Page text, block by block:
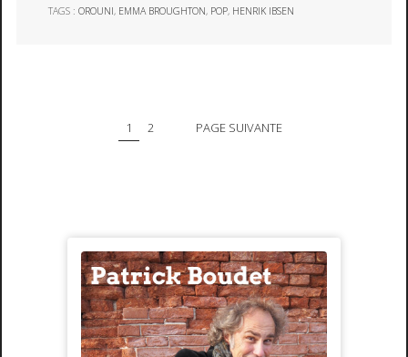
TAGS :OROUNI, EMMA BROUGHTON, POP, HENRIK IBSEN
1 2 PAGE SUIVANTE